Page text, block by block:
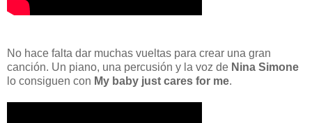
No hace falta dar muchas vueltas para crear una gran
canción. Un piano, una percusión y la voz de Nina Simone
lo consiguen con My baby just cares for me.